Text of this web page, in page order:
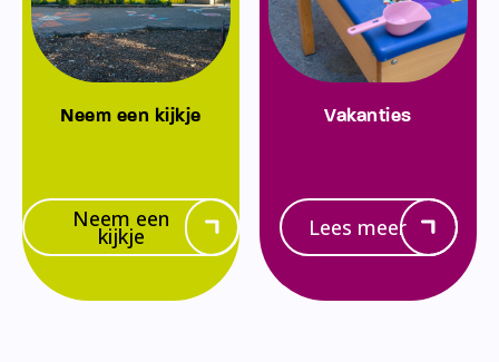
Neem een kijkje
Neem een
kijkje
Vakanties
Lees meer